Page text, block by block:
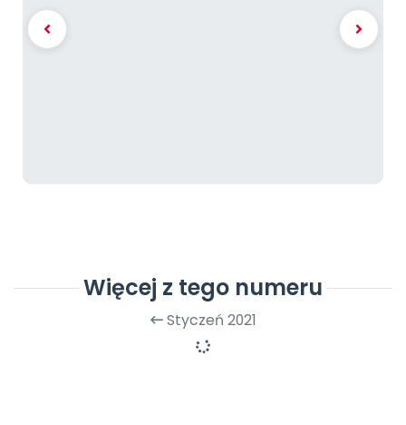
Więcej z tego numeru
Styczeń 2021